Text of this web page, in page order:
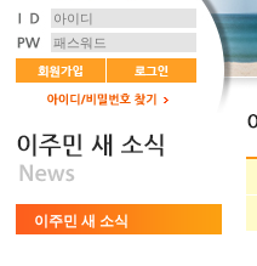
이주민 새 소식